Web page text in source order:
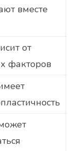
вместе
от
факторов